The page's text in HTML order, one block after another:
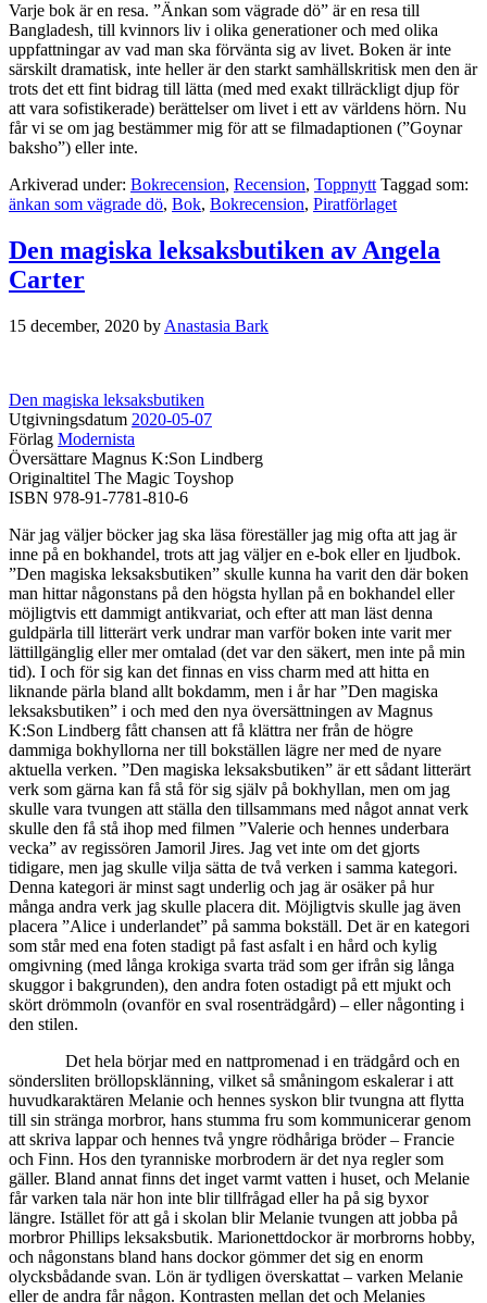
Varje bok är en resa. ”Änkan som vägrade dö” är en resa till
Bangladesh, till kvinnors liv i olika generationer och med olika
uppfattningar av vad man ska förvänta sig av livet. Boken är inte
särskilt dramatisk, inte heller är den starkt samhällskritisk men den är
trots det ett fint bidrag till lätta (med med exakt tillräckligt djup för
att vara sofistikerade) berättelser om livet i ett av världens hörn. Nu
får vi se om jag bestämmer mig för att se filmadaptionen (”Goynar
baksho”) eller inte.
Arkiverad under: Bokrecension, Recension, Toppnytt Taggad som:
änkan som vägrade dö, Bok, Bokrecension, Piratförlaget
Den magiska leksaksbutiken av Angela
Carter
15 december, 2020 by Anastasia Bark
Den magiska leksaksbutiken
Utgivningsdatum 2020-05-07
Förlag Modernista
Översättare Magnus K:Son Lindberg
Originaltitel The Magic Toyshop
ISBN 978-91-7781-810-6
När jag väljer böcker jag ska läsa föreställer jag mig ofta att jag är
inne på en bokhandel, trots att jag väljer en e-bok eller en ljudbok.
”Den magiska leksaksbutiken” skulle kunna ha varit den där boken
man hittar någonstans på den högsta hyllan på en bokhandel eller
möjligtvis ett dammigt antikvariat, och efter att man läst denna
guldpärla till litterärt verk undrar man varför boken inte varit mer
lättillgänglig eller mer omtalad (det var den säkert, men inte på min
tid). I och för sig kan det finnas en viss charm med att hitta en
liknande pärla bland allt bokdamm, men i år har ”Den magiska
leksaksbutiken” i och med den nya översättningen av Magnus
K:Son Lindberg fått chansen att få klättra ner från de högre
dammiga bokhyllorna ner till bokställen lägre ner med de nyare
aktuella verken. ”Den magiska leksaksbutiken” är ett sådant litterärt
verk som gärna kan få stå för sig själv på bokhyllan, men om jag
skulle vara tvungen att ställa den tillsammans med något annat verk
skulle den få stå ihop med filmen ”Valerie och hennes underbara
vecka” av regissören Jamoril Jires. Jag vet inte om det gjorts
tidigare, men jag skulle vilja sätta de två verken i samma kategori.
Denna kategori är minst sagt underlig och jag är osäker på hur
många andra verk jag skulle placera dit. Möjligtvis skulle jag även
placera ”Alice i underlandet” på samma bokställ. Det är en kategori
som står med ena foten stadigt på fast asfalt i en hård och kylig
omgivning (med långa krokiga svarta träd som ger ifrån sig långa
skuggor i bakgrunden), den andra foten ostadigt på ett mjukt och
skört drömmoln (ovanför en sval rosenträdgård) – eller någonting i
den stilen.
Det hela börjar med en nattpromenad i en trädgård och en
söndersliten bröllopsklänning, vilket så småningom eskalerar i att
huvudkaraktären Melanie och hennes syskon blir tvungna att flytta
till sin stränga morbror, hans stumma fru som kommunicerar genom
att skriva lappar och hennes två yngre rödhåriga bröder – Francie
och Finn. Hos den tyranniske morbrodern är det nya regler som
gäller. Bland annat finns det inget varmt vatten i huset, och Melanie
får varken tala när hon inte blir tillfrågad eller ha på sig byxor
längre. Istället för att gå i skolan blir Melanie tvungen att jobba på
morbror Phillips leksaksbutik. Marionettdockor är morbrorns hobby,
och någonstans bland hans dockor gömmer det sig en enorm
olycksbådande svan. Lön är tydligen överskattat – varken Melanie
eller de andra får någon. Kontrasten mellan det och Melanies